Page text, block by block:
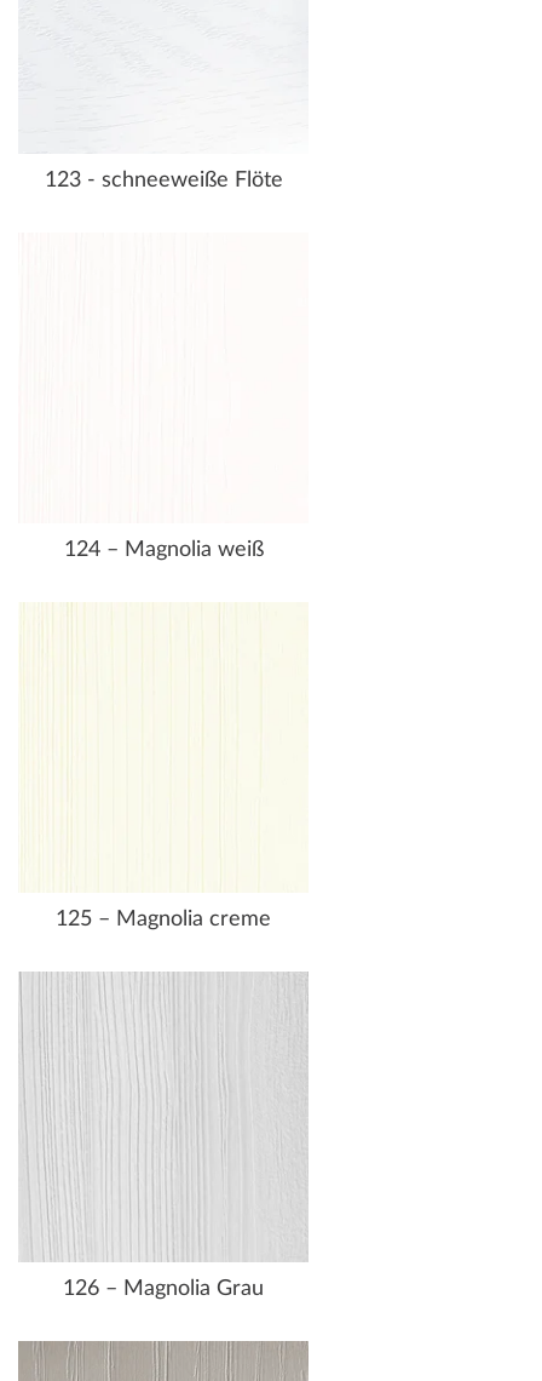
123 - schneeweiße Flöte
124 – Magnolia weiß
125 – Magnolia creme
126 – Magnolia Grau